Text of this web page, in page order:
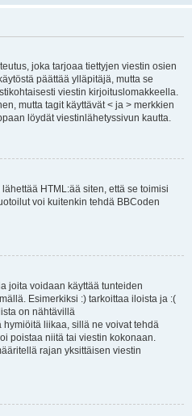
joka tarjoaa tiettyjen viestin osien
päättää ylläpitäjä, mutta se
viestin kirjoituslomakkeella.
mutta tagit käyttävät < ja > merkkien
löydät viestinlähetyssivun kautta.
HTML:ää siten, että se toimisi
voi kuitenkin tehdä BBCoden
joita voidaan käyttää tunteiden
Esimerkiksi :) tarkoittaa iloista ja :(
on nähtävillä
liikaa, sillä ne voivat tehdä
poistaa niitä tai viestin kokonaan.
rajan yksittäisen viestin